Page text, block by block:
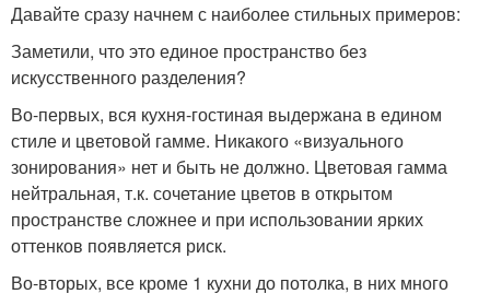
Давайте сразу начнем с наиболее стильных примеров:
Заметили, что это единое пространство без
искусственного разделения?
Во-первых, вся кухня-гостиная выдержана в едином
стиле и цветовой гамме. Никакого «визуального
зонирования» нет и быть не должно. Цветовая гамма
нейтральная, т.к. сочетание цветов в открытом
пространстве сложнее и при использовании ярких
оттенков появляется риск.
Во-вторых, все кроме 1 кухни до потолка, в них много